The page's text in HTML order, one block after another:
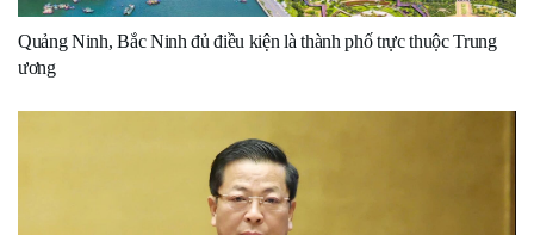
Quảng Ninh, Bắc Ninh đủ điều kiện là thành phố trực thuộc Trung
ương